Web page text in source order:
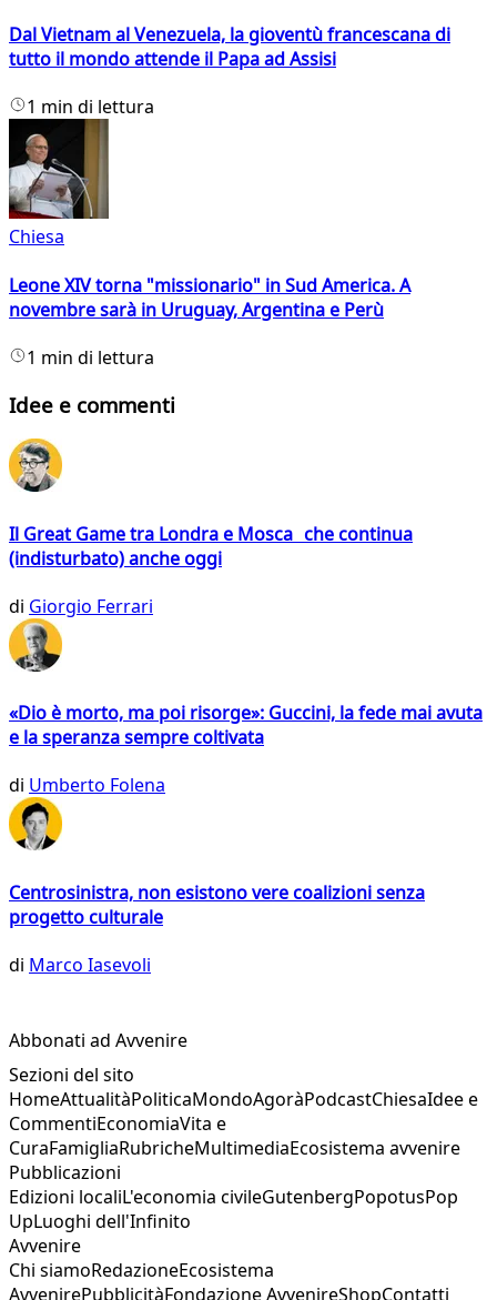
Dal Vietnam al Venezuela, la gioventù francescana di
tutto il mondo attende il Papa ad Assisi
1 min di lettura
Chiesa
Leone XIV torna "missionario" in Sud America. A
novembre sarà in Uruguay, Argentina e Perù
1 min di lettura
Idee e commenti
Il Great Game tra Londra e Mosca che continua
(indisturbato) anche oggi
di Giorgio Ferrari
«Dio è morto, ma poi risorge»: Guccini, la fede mai avuta
e la speranza sempre coltivata
di Umberto Folena
Centrosinistra, non esistono vere coalizioni senza
progetto culturale
di Marco Iasevoli
Abbonati ad Avvenire
Sezioni del sito
HomeAttualitàPoliticaMondoAgoràPodcastChiesaIdee e
CommentiEconomiaVita e
CuraFamigliaRubricheMultimediaEcosistema avvenire
Pubblicazioni
Edizioni localiL'economia civileGutenbergPopotusPop
UpLuoghi dell'Infinito
Avvenire
Chi siamoRedazioneEcosistema
AvvenirePubblicitàFondazione AvvenireShopContatti